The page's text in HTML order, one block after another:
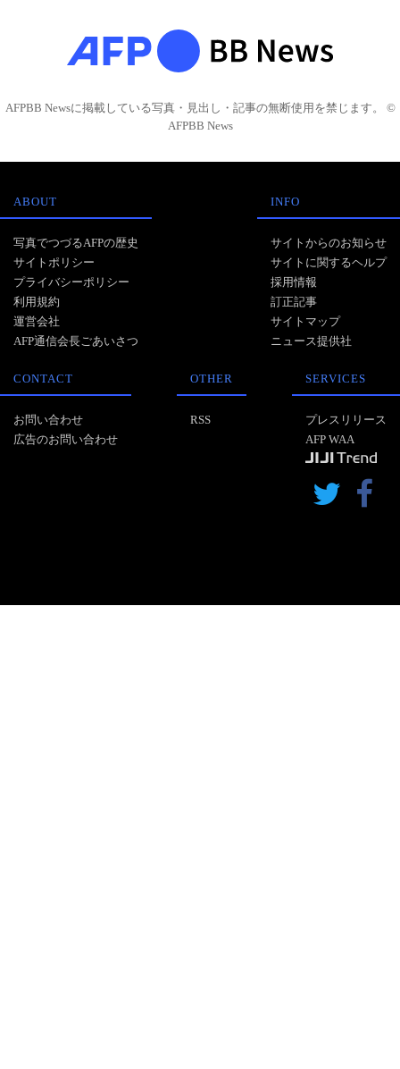
AFPBB Newsに掲載している写真・見出し・記事の無断使用を禁じます。 ©
AFPBB News
ABOUT
写真でつづるAFPの歴史
サイトポリシー
プライバシーポリシー
利用規約
運営会社
AFP通信会長ごあいさつ
INFO
サイトからのお知らせ
サイトに関するヘルプ
採用情報
訂正記事
サイトマップ
ニュース提供社
CONTACT
お問い合わせ
広告のお問い合わせ
OTHER
RSS
SERVICES
プレスリリース
AFP WAA